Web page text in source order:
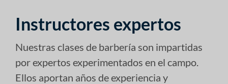
Instructores expertos
Nuestras clases de barbería son impartidas
por expertos experimentados en el campo.
Ellos aportan años de experiencia y